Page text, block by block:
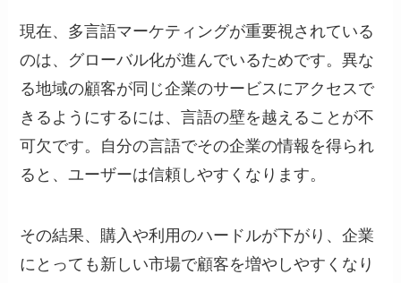
現在、多言語マーケティングが重要視されている
のは、グローバル化が進んでいるためです。異な
る地域の顧客が同じ企業のサービスにアクセスで
きるようにするには、言語の壁を越えることが不
可欠です。自分の言語でその企業の情報を得られ
ると、ユーザーは信頼しやすくなります。
その結果、購入や利用のハードルが下がり、企業
にとっても新しい市場で顧客を増やしやすくなり